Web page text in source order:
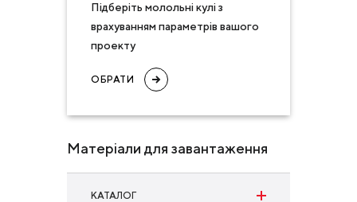
Підберіть молольні кулі з
врахуванням параметрів вашого
проекту
ОБРАТИ
Матеріали для завантаження
КАТАЛОГ